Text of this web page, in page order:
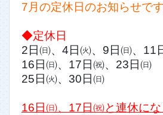
7月の定休日のお知らせです
◆定休日
2日㈰、4日㈫、9日㈰、11
16日㈰、17日㈷、23日㈰
25日㈫、30日㈰
16日㈰、17日㈷と連休にな